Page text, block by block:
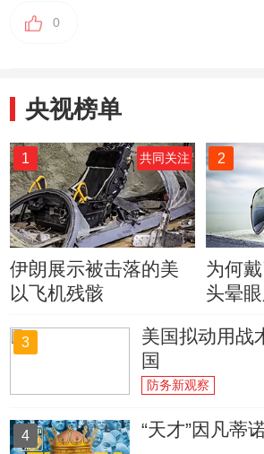
0
央视榜单
1 共同关注
伊朗展示被击落的美
以飞机残骸
2
为何
头晕眼
3
美国拟动用战
国
防务新观察
4 “天才”因凡蒂